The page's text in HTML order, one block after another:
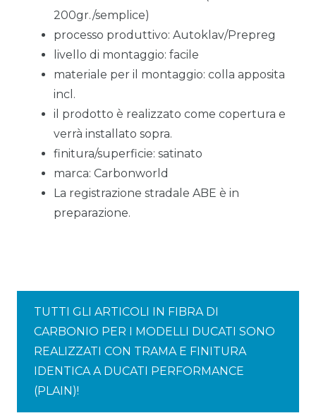
200gr./semplice)
processo produttivo: Autoklav/Prepreg
livello di montaggio: facile
materiale per il montaggio: colla apposita
incl.
il prodotto è realizzato come copertura e
verrà installato sopra.
finitura/superficie: satinato
marca: Carbonworld
La registrazione stradale ABE è in
preparazione.
TUTTI GLI ARTICOLI IN FIBRA DI
CARBONIO PER I MODELLI DUCATI SONO
REALIZZATI CON TRAMA E FINITURA
IDENTICA A DUCATI PERFORMANCE
(PLAIN)!